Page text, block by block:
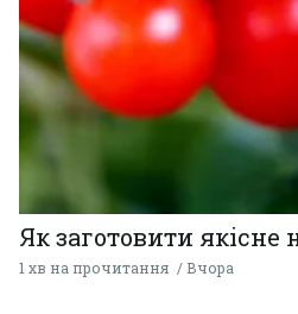
Як заготовити якісне
1 хв на прочитання Вчора